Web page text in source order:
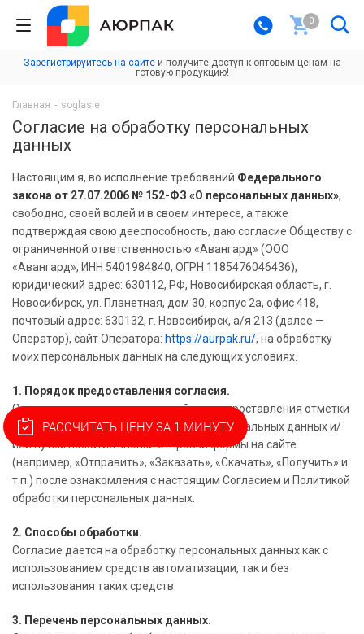
0
Зарегистрируйтесь на сайтеи получите доступ к оптовым ценам на
готовую продукцию!
Главная - soglasie
Согласие на обработку персональных
данных
Настоящим я, во исполнение требований Федерального
закона от 27.07.2006 № 152-ФЗ «О персональных данных»,
свободно, своей волей и в своем интересе, а также
подтверждая свою дееспособность, даю согласие Обществу с
ограниченной ответственностью «Авангард» (ООО
«Авангард», ИНН 5401984840, ОГРН 1185476046436),
юридический адрес: 630112, РФ, Новосибирская область, г.
Новосибирск, ул. Планетная, дом 30, корпус 2а, офис 418,
почтовый адрес: 630132, г. Новосибирск, а/я 213 (далее —
Оператор), сайт Оператора: https://aurpak.ru/, на обработку
моих персональных данных на следующих условиях.
1. Порядок предоставления согласия.
Согласие предоставляется мной путем проставления отметки
(чекбокса) о согласии на обработку персональных данных и/
или путем нажатия кнопки отправки формы на сайте
(например, «Отправить», «Заказать», «Скачать», «Получить» и
т.п.) после ознакомления с настоящим Согласием и Политикой
обработки персональных данных.
2. Способы обработки.
Согласие дается на обработку персональных данных как с
использованием средств автоматизации, так и без
использования таких средств.
3. Перечень персональных данных.
РАССЧИТАТЬ ЦЕНУ ЗА 1 МИНУТУ